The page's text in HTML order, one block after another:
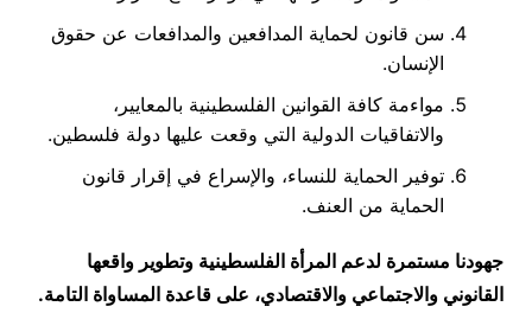
سن قانون لحماية المدافعين والمدافعات عن حقوق
الإنسان.
مواءمة كافة القوانين الفلسطينية بالمعايير،
والاتفاقيات الدولية التي وقعت عليها دولة فلسطين.
توفير الحماية للنساء، والإسراع في إقرار قانون
الحماية من العنف.
جهودنا مستمرة لدعم المرأة الفلسطينية وتطوير واقعها
القانوني والاجتماعي والاقتصادي، على قاعدة المساواة التامة.